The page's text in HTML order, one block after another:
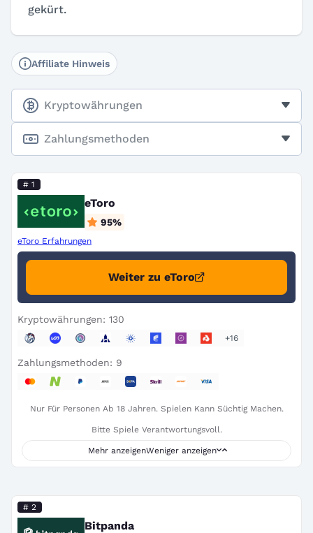
gekürt.
Affiliate Hinweis
Kryptowährungen
Zahlungsmethoden
# 1
eToro
95%
eToro Erfahrungen
Weiter zu eToro
Kryptowährungen: 130
+16
Zahlungsmethoden: 9
Nur Für Personen Ab 18 Jahren. Spielen Kann Süchtig Machen.
Bitte Spiele Verantwortungsvoll.
Mehr anzeigenWeniger anzeigen
# 2
Bitpanda